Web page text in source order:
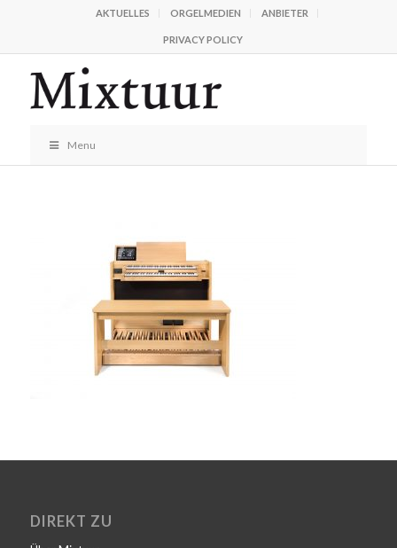
AKTUELLES ORGELMEDIEN ANBIETER
PRIVACY POLICY
Menu
DIREKT ZU